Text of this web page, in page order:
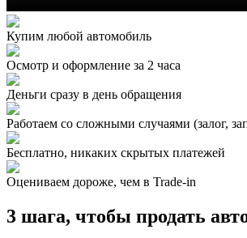
Купим любой автомобиль
Осмотр и оформление за 2 часа
Деньги сразу в день обращения
Работаем со сложными случаями (залог,
Бесплатно, никаких скрытых платежей
Оцениваем дороже, чем в Trade‑in
3 шага, чтобы продать